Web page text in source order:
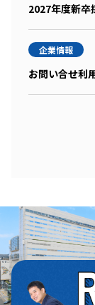
2027年度新卒
企業情報
お問い合せ利